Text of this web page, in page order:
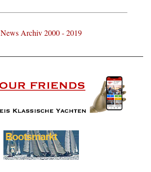
News Archiv 2000 - 2019